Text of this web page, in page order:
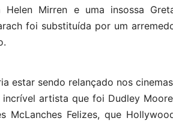
Helen Mirren e uma insossa
foi substituída por um
estar sendo relançado nos
artista que foi Dudley
McLanches Felizes, que